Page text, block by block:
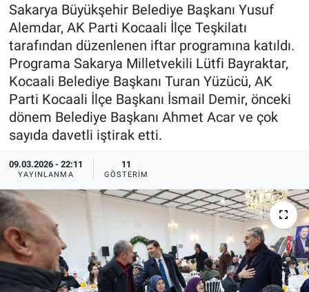
Sakarya Büyükşehir Belediye Başkanı Yusuf
Alemdar, AK Parti Kocaali İlçe Teşkilatı
tarafından düzenlenen iftar programına katıldı.
Programa Sakarya Milletvekili Lütfi Bayraktar,
Kocaali Belediye Başkanı Turan Yüzücü, AK
Parti Kocaali İlçe Başkanı İsmail Demir, önceki
dönem Belediye Başkanı Ahmet Acar ve çok
sayıda davetli iştirak etti.
09.03.2026 - 22:11
YAYINLANMA
11
GÖSTERIM